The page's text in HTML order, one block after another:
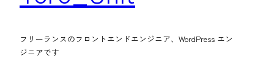
フリーランスのフロントエンドエンジニア、WordPress エン
ジニアです